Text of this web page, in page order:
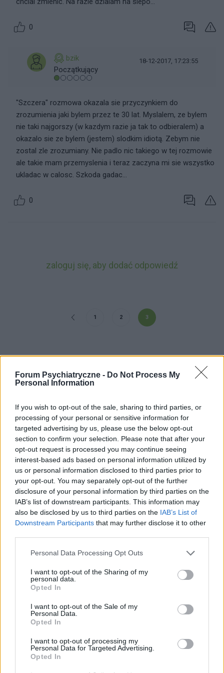
Forum Psychiatryczne - Do Not Process My
Personal Information
If you wish to opt-out of the sale, sharing to third parties, or
processing of your personal or sensitive information for
targeted advertising by us, please use the below opt-out
section to confirm your selection. Please note that after your
opt-out request is processed you may continue seeing
interest-based ads based on personal information utilized by
us or personal information disclosed to third parties prior to
your opt-out. You may separately opt-out of the further
disclosure of your personal information by third parties on the
IAB’s list of downstream participants. This information may
also be disclosed by us to third parties on the IAB’s List of
Downstream Participants that may further disclose it to other
Personal Data Processing Opt Outs
I want to opt-out of the Sharing of my
personal data.
Opted In
I want to opt-out of the Sale of my
Personal Data.
Opted In
I want to opt-out of processing my
Personal Data for Targeted Advertising.
Opted In
0
bzik
Początkujący
18-12-2017, 17:23:55
"Szczera" rozmowa okazala sie przyczynkiem do
zrozumienia jaki bylem przez te 30 lat. Myslalem, ze bylem
nie taki najgorszy (w kazdym razie ja tak to odbieralem) a
okazalo sie ze bylem (jestem) slodkim idiotą. Zebym nie
zostal zle zrozumiany. Nie padlo nic takiego w tej rozmowie
ale takie mam przemyslenia i teraz zaczyna mi sie wszystko
ukladac w calosc. Szkoda gadac...
0
zaloguj się, aby dodać odpowiedź
1 2 3
ZOBACZ INNE DYSKUSJE
Szymi01
Pustka w głowie, brak myśli
Czy taka pustka w glowie, brak myśli to już jest
jakiś rodzaj schizofrenii, do tego dochodzą
objawy derealizacji i depersonalizacji, mam
ciągłą anhedonię, nic mnie nie cieszy, nie
potrafię się złościć, smucić ani cieszyć niczym,
straciłem w ogóle zainteresowanie życiem i
czymkolwiek, śnią mi się koszmary
Forum:Schizofrenia
jatutylkopytam
Co dzieje się w głowach osób z chad w manii
cześć, Zauważyłam, że każda mania jest u mnie
kontynuacją myślową poprzedniej manii i coraz
manią nie robić głupot, nie wydawać pieniędzy
na głupoty i utrzymywać normalne relacje
Forum: Zaburzenia afektywne dwubiegunowe -
ChAD